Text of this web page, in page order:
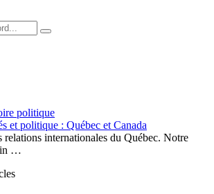
politique
et politique : Québec et Canada
relations internationales du Québec. Notre
…